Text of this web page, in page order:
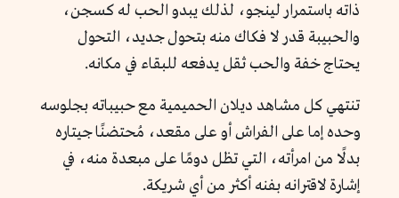
ذاته باستمرار لينجو، لذلك يبدو الحب له كسجن،
والحبيبة قدر لا فكاك منه بتحول جديد، التحول
يحتاج خفة والحب ثقل يدفعه للبقاء في مكانه.
تنتهي كل مشاهد ديلان الحميمية مع حبيباته بجلوسه
وحده إما على الفراش أو على مقعد، مُحتضنًا جيتاره
بدلًا من امرأته، التي تظل دومًا على مبعدة منه، في
إشارة لاقترانه بفنه أكثر من أي شريكة.